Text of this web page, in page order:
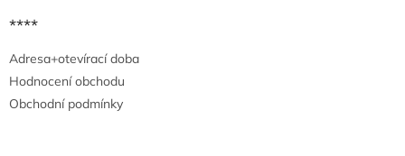
****
Adresa+otevírací doba
Hodnocení obchodu
Obchodní podmínky